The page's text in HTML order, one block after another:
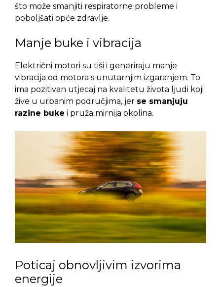
što može smanjiti respiratorne probleme i
poboljšati opće zdravlje.
Manje buke i vibracija
Električni motori su tiši i generiraju manje
vibracija od motora s unutarnjim izgaranjem. To
ima pozitivan utjecaj na kvalitetu života ljudi koji
žive u urbanim područjima, jer se smanjuju
razine buke i pruža mirnija okolina.
Poticaj obnovljivim izvorima
energije